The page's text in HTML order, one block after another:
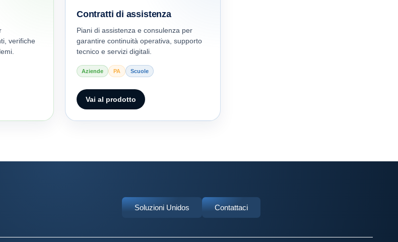
verifiche
Contratti di assistenza
Piani di assistenza e consulenza per
garantire continuità operativa, supporto
tecnico e servizi digitali.
Aziende PA Scuole
Vai al prodotto
Soluzioni Unidos Contattaci